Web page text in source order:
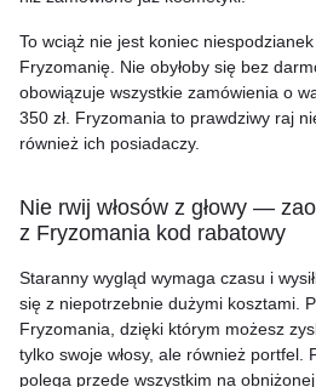
To wciąż nie jest koniec
Fryzomanię. Nie obyłoby się bez
obowiązuje wszystkie zamówienia o
350 zł. Fryzomania to prawdziwy raj
również ich posiadaczy.
Nie rwij włosów z głowy —
z Fryzomania kod rabatowy
Staranny wygląd wymaga czasu i
się z niepotrzebnie dużymi kosztami.
Fryzomania, dzięki którym możesz
tylko swoje włosy, ale również portfel.
polega przede wszystkim na